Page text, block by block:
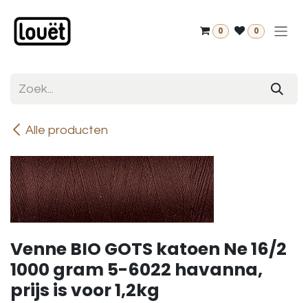
0 0
Alle producten
Venne BIO GOTS katoen Ne 16/2
1000 gram 5-6022 havanna,
prijs is voor 1,2kg